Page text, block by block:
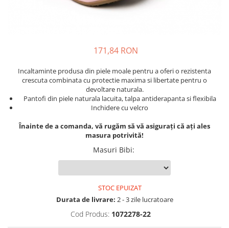
171,84 RON
Incaltaminte produsa din piele moale pentru a oferi o rezistenta
crescuta combinata cu protectie maxima si libertate pentru o
devoltare naturala.
Pantofi din piele naturala lacuita, talpa antiderapanta si flexibila
Inchidere cu velcro
Înainte de a comanda, vă rugăm să vă asigurați că ați ales
masura potrivită!
Masuri Bibi:
STOC EPUIZAT
Durata de livrare: 2 - 3 zile lucratoare
Cod Produs: 1072278-22